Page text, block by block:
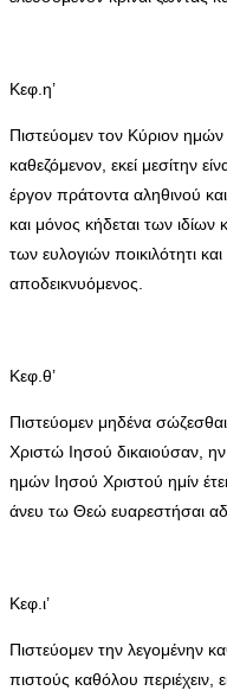
Κεφ.η’
Πιστεύομεν τον Κύριον
καθεζόμενον, εκεί μεσίτην
έργον πράτοντα αληθινού
και μόνος κήδεται των ιδίων
των ευλογιών ποικιλότητι
αποδεικνυόμενος.
Κεφ.θ’
Πιστεύομεν μηδένα
Χριστώ Ιησού δικαιούσαν,
ημών Ιησού Χριστού ημίν
άνευ τω Θεώ ευαρεστήσαι
Κεφ.ι’
Πιστεύομεν την λεγομένην
πιστούς καθόλου περιέχειν,